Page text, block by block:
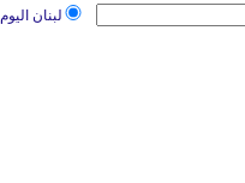
لبنان اليوم